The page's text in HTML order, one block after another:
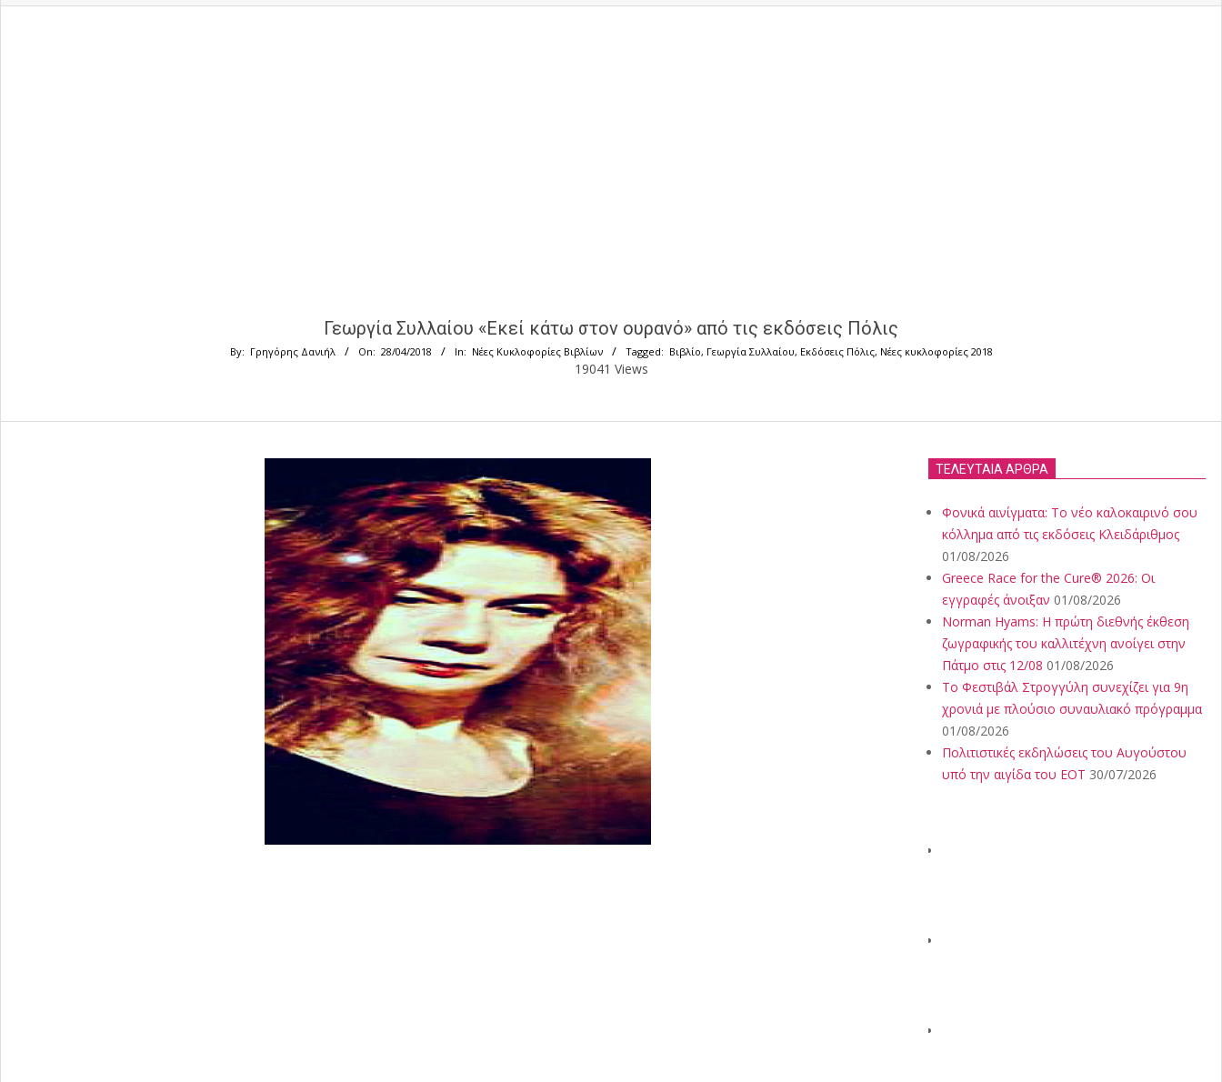
Γεωργία Συλλαίου «Εκεί κάτω στον ουρανό» από τις εκδόσεις Πόλις
By: Γρηγόρης Δανιήλ On: 28/04/2018 In: Νέες Κυκλοφορίες Βιβλίων Tagged: Βιβλίο, Γεωργία Συλλαίου, Εκδόσεις Πόλις, Νέες κυκλοφορίες 2018
19041 Views
ΤΕΛΕΥΤΑΙΑ ΑΡΘΡΑ
Φονικά αινίγματα: Το νέο καλοκαιρινό σου
κόλλημα από τις εκδόσεις Κλειδάριθμος
01/08/2026
Greece Race for the Cure® 2026: Οι
εγγραφές άνοιξαν 01/08/2026
Norman Hyams: Η πρώτη διεθνής έκθεση
ζωγραφικής του καλλιτέχνη ανοίγει στην
Πάτμο στις 12/08 01/08/2026
Το Φεστιβάλ Στρογγύλη συνεχίζει για 9η
χρονιά με πλούσιο συναυλιακό πρόγραμμα
01/08/2026
Πολιτιστικές εκδηλώσεις του Αυγούστου
υπό την αιγίδα του ΕΟΤ 30/07/2026